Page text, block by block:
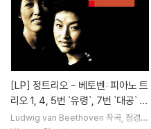
[LP]
리오 1, 4, 5번 `유령`, 7번 `대공` (B
eethoven: Piano Trios No. 1, 4,
Ludwig van Beethoven 작곡 정경화